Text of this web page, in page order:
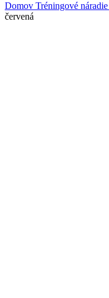
Domov Tréningové náradie
červená